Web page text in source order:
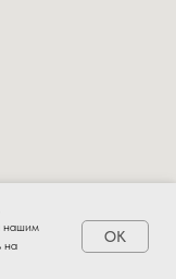
нашим
на
OK